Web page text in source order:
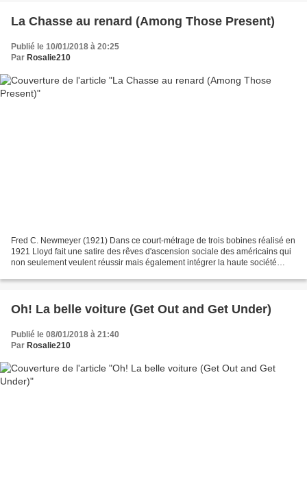
La Chasse au renard (Among Those Present)
Publié le 10/01/2018 à 20:25
Par Rosalie210
Fred C. Newmeyer (1921) Dans ce court-métrage de trois bobines réalisé en
1921 Lloyd fait une satire des rêves d'ascension sociale des américains qui
non seulement veulent réussir mais également intégrer la haute société
Oh! La belle voiture (Get Out and Get Under)
Publié le 08/01/2018 à 21:40
Par Rosalie210